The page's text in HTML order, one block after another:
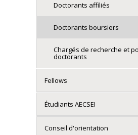
Doctorants affiliés
Doctorants boursiers
Chargés de recherche et
doctorants
Fellows
Étudiants AECSEI
Conseil d'orientation